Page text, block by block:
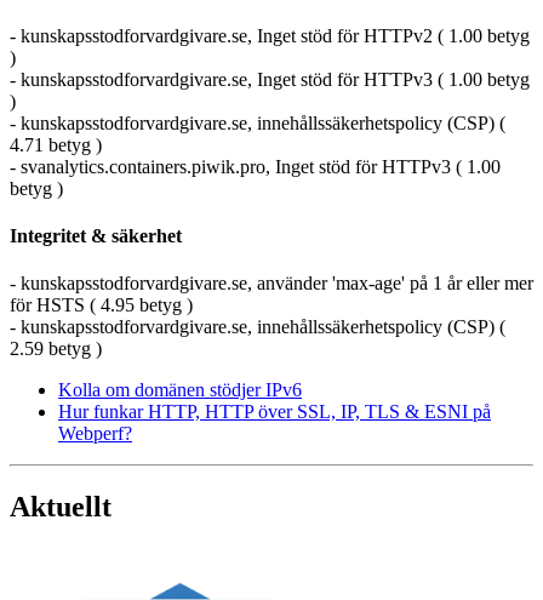
- kunskapsstodforvardgivare.se, Inget stöd för HTTPv2 ( 1.00 betyg
)
- kunskapsstodforvardgivare.se, Inget stöd för HTTPv3 ( 1.00 betyg
)
- kunskapsstodforvardgivare.se, innehållssäkerhetspolicy (CSP) (
4.71 betyg )
- svanalytics.containers.piwik.pro, Inget stöd för HTTPv3 ( 1.00
betyg )
Integritet & säkerhet
- kunskapsstodforvardgivare.se, använder 'max-age' på 1 år eller mer
för HSTS ( 4.95 betyg )
- kunskapsstodforvardgivare.se, innehållssäkerhetspolicy (CSP) (
2.59 betyg )
Kolla om domänen stödjer IPv6
Hur funkar HTTP, HTTP över SSL, IP, TLS & ESNI på
Webperf?
Aktuellt